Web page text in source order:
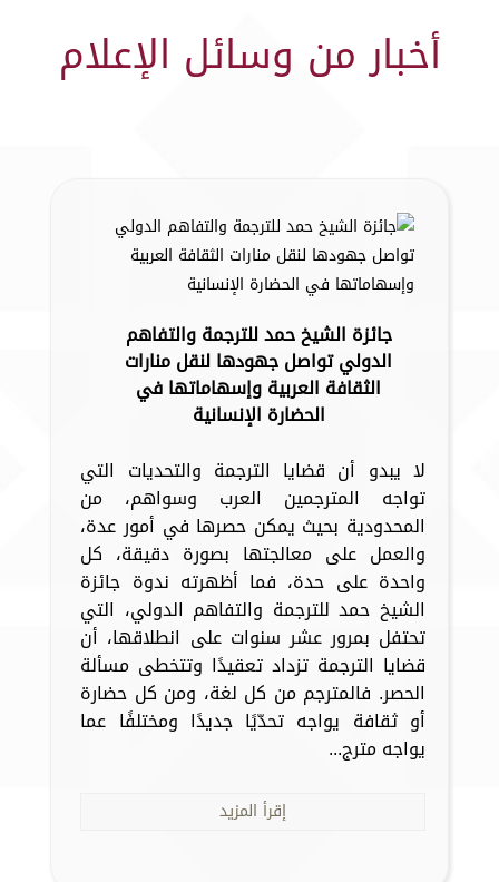
أخبار من وسائل الإعلام
جائزة الشيخ حمد للترجمة والتفاهم
الدولي تواصل جهودها لنقل منارات
الثقافة العربية وإسهاماتها في
الحضارة الإنسانية
لا يبدو أن قضايا الترجمة والتحديات التي
تواجه المترجمين العرب وسواهم، من
المحدودية بحيث يمكن حصرها في أمور عدة،
والعمل على معالجتها بصورة دقيقة، كل
واحدة على حدة، فما أظهرته ندوة جائزة
الشيخ حمد للترجمة والتفاهم الدولي، التي
تحتفل بمرور عشر سنوات على انطلاقها، أن
قضايا الترجمة تزداد تعقيدًا وتتخطى مسألة
الحصر. فالمترجم من كل لغة، ومن كل حضارة
أو ثقافة يواجه تحدّيًا جديدًا ومختلفًا عما
يواجه مترج...
إقرأ المزيد